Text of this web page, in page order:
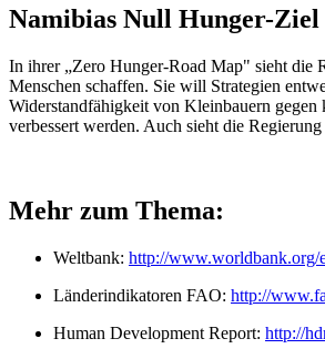
Namibias Null Hunger-Ziel
In ihrer „Zero Hunger-Road Map" sieht die
Menschen schaffen. Sie will Strategien
Widerstandfähigkeit von Kleinbauern
verbessert werden. Auch sieht die
Mehr zum Thema:
Weltbank: http://www.worldbank.org/
Länderindikatoren FAO: http://
Human Development Report: http://